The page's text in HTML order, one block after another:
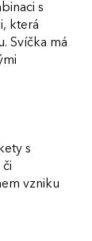
s
která
Svíčka má
s
vzniku